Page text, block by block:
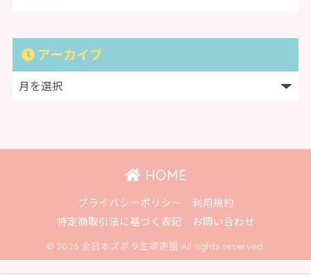
アーカイブ
HOME
プライバシーポリシー
利用規約
特定商取引法に基づく表記
お問い合わせ
© 2026 全日本ズボラ主婦連盟 All rights reserved.